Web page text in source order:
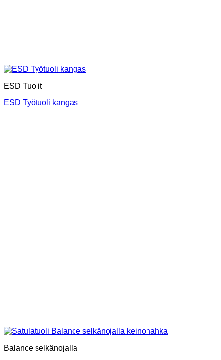
ESD Tuolit
ESD Työtuoli kangas
Balance selkänojalla